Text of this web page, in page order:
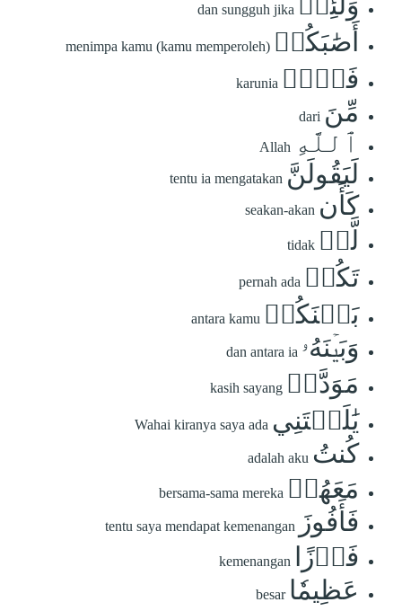
dan sungguh jika
أَصَٰبَكُمۡ menimpa kamu (kamu memperoleh)
فَضۡلٞ karunia
مِّنَ dari
ٱللَّهِ Allah
لَيَقُولَنَّ tentu ia mengatakan
كَأَن seakan-akan
لَّمۡ tidak
تَكُنۢ pernah ada
بَيۡنَكُمۡ antara kamu
وَبَيۡنَهُۥ dan antara ia
مَوَدَّةٞ kasih sayang
يَٰلَيۡتَنِي Wahai kiranya saya ada
كُنتُ adalah aku
مَعَهُمۡ bersama-sama mereka
فَأَفُوزَ tentu saya mendapat kemenangan
فَوۡزًا kemenangan
عَظِيمٗا besar